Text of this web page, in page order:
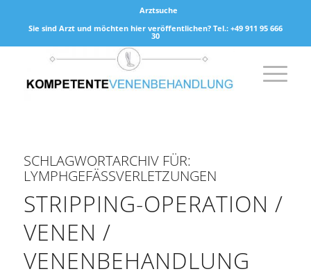
Arztsuche
Sie sind Arzt und möchten hier veröffentlichen? Tel.: +49 911 95 666
30
SCHLAGWORTARCHIV FÜR:
LYMPHGEFÄSSVERLETZUNGEN
STRIPPING-OPERATION /
VENEN /
VENENBEHANDLUNG